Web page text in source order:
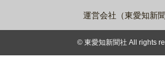
運営会社（東愛知新聞
© 東愛知新聞社 All rights